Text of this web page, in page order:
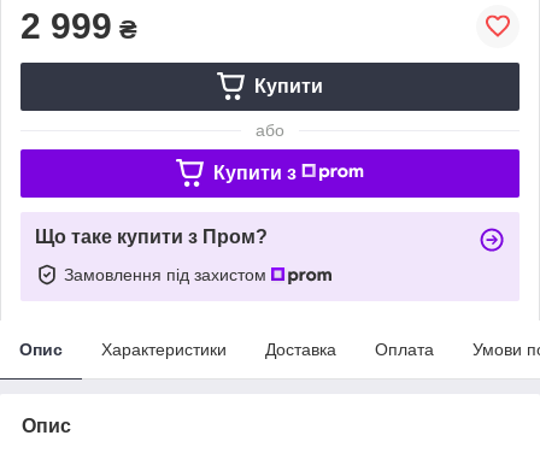
2 999 ₴
Купити
або
Купити з
Що таке купити з Пром?
Замовлення під захистом
Опис Характеристики Доставка Оплата Умови
Опис